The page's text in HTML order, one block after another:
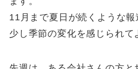
11月まで夏日が続くような
少し季節の変化を感じられて